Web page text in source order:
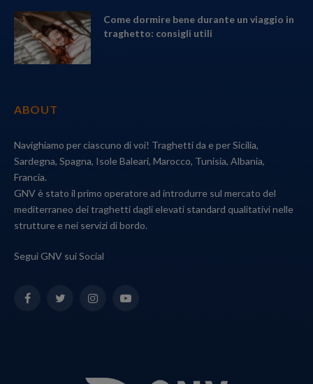
Come dormire bene durante un viaggio in
traghetto: consigli utili
ABOUT
Navighiamo per ciascuno di voi! Traghetti da e per Sicilia,
Sardegna, Spagna, Isole Baleari, Marocco, Tunisia, Albania,
Francia.
GNV è stato il primo operatore ad introdurre sul mercato del
mediterraneo dei traghetti dagli elevati standard qualitativi nelle
strutture e nei servizi di bordo.
Segui GNV sui Social
FacebookTwitterInstagramYouTube